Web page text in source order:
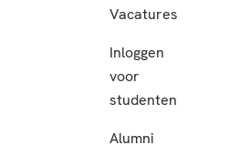
Vacatures
Inloggen
voor
studenten
Alumni